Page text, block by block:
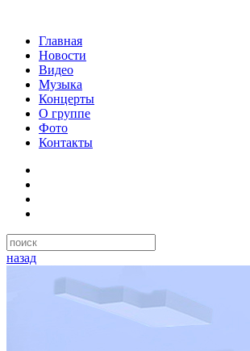
Главная
Новости
Видео
Музыка
Концерты
О группе
Фото
Контакты
назад